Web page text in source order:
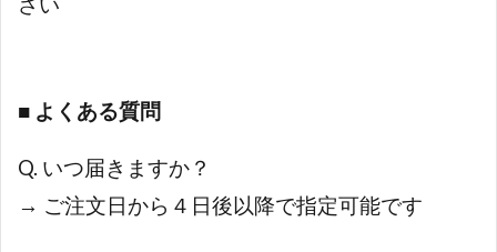
■ よくある質問
Q. いつ届きますか？
→ ご注文日から４日後以降で指定可能です